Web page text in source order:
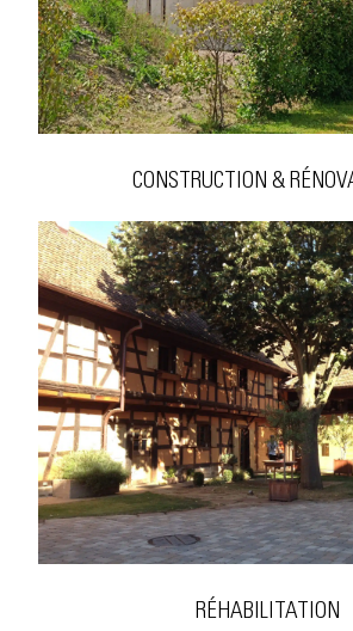
CONSTRUCTION &
RÉHABILITATION